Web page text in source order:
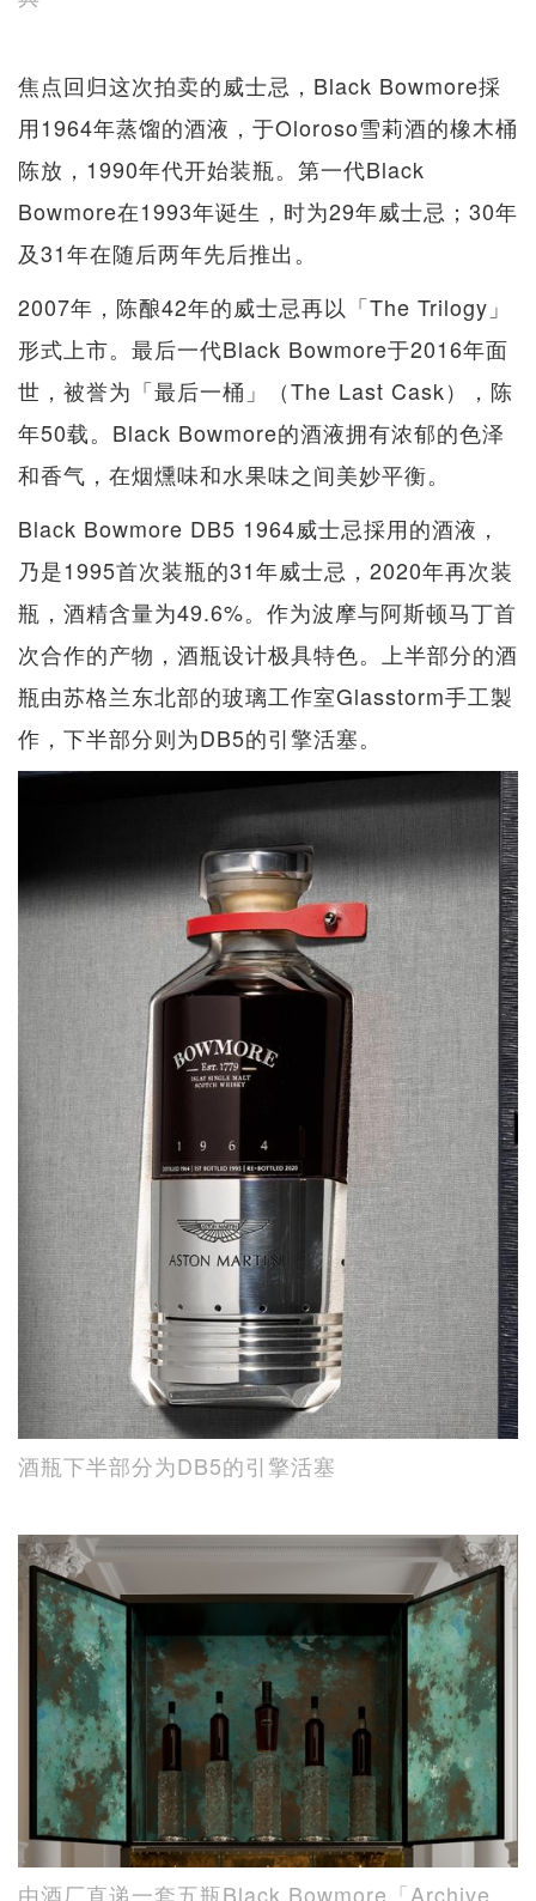
焦点回归这次拍卖的威士忌，Black Bowmore採
用1964年蒸馏的酒液，于Oloroso雪莉酒的橡木桶
陈放，1990年代开始装瓶。第一代Black
Bowmore在1993年诞生，时为29年威士忌；30年
及31年在随后两年先后推出。
2007年，陈酿42年的威士忌再以「The Trilogy」
形式上市。最后一代Black Bowmore于2016年面
世，被誉为「最后一桶」（The Last Cask），陈
年50载。Black Bowmore的酒液拥有浓郁的色泽
和香气，在烟燻味和水果味之间美妙平衡。
Black Bowmore DB5 1964威士忌採用的酒液，
乃是1995首次装瓶的31年威士忌，2020年再次装
瓶，酒精含量为49.6%。作为波摩与阿斯顿马丁首
次合作的产物，酒瓶设计极具特色。上半部分的酒
瓶由苏格兰东北部的玻璃工作室Glasstorm手工製
作，下半部分则为DB5的引擎活塞。
酒瓶下半部分为DB5的引擎活塞
由酒厂直递一套五瓶Black Bowmore「Archive